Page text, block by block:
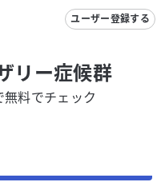
ユーザー登録する
リー症候群
無料でチェック